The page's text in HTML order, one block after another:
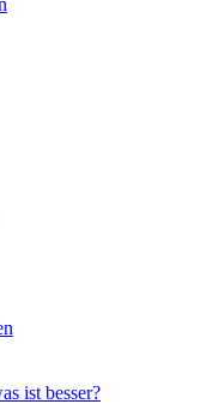
ist besser?